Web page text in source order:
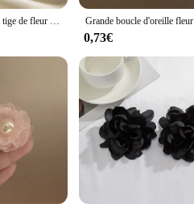
Boucles d'oreilles à tige de fleur de document en argent vintage pour femmes, boucle d'oreille géométrique simple, bijoux de déclaration, cadeaux de fête
0,73€